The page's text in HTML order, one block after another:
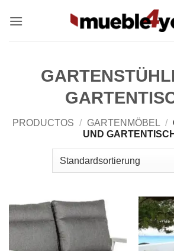
Inhalt
PRODUCTOS / GARTENMÖBEL /
UND